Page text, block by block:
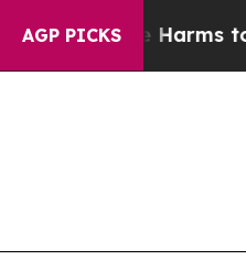
AGP PICKS
Abate Harms to Youth